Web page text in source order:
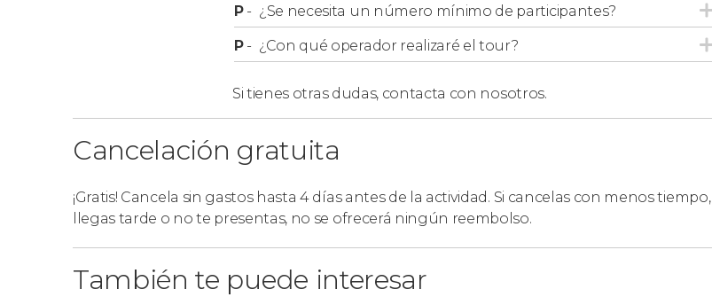
ticket para los menores de 17 años es gratuita. Os recomendamos reservarlas con la
máxima antelación, ya que las plazas son limitadas.
Tour privado
Rosenborg.
P- ¿Se necesita un número mínimo de participantes?
P- ¿Con qué operador realizaré el tour?
Si tienes otras dudas, contacta con nosotros.
Cancelación gratuita
¡Gratis! Cancela sin gastos hasta 4 días antes de la actividad. Si cancelas con menos tiempo,
llegas tarde o no te presentas, no se ofrecerá ningún reembolso.
También te puede interesar